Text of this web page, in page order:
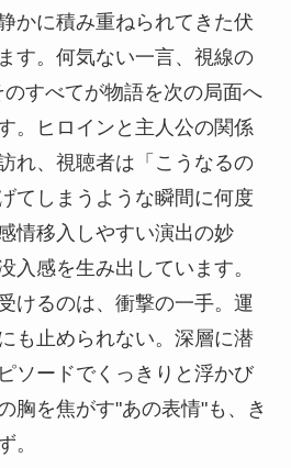
かに積み重ねられてきた伏
す。何気ない一言、視線の
すべてが物語を次の局面へ
。ヒロインと主人公の関係
れ、視聴者は「こうなるの
てしまうような瞬間に何度
情移入しやすい演出の妙
入感を生み出しています。
けるのは、衝撃の一手。運
も止められない。深層に潜
ソードでくっきりと浮かび
胸を焦がす"あの表情"も、き
。